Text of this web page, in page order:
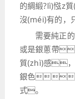
的綢緞?lì)惤z
沒(méi)有的
需要純正
或是銀蔥帶
質(zhì)感
銀色，
式。